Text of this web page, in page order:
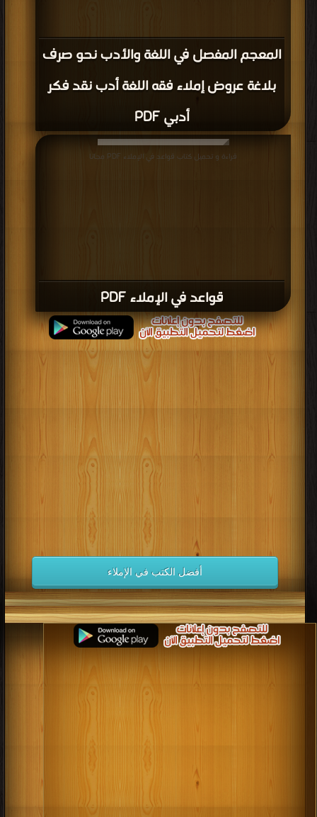
المعجم المفصل في اللغة والأدب نحو صرف
بلاغة عروض إملاء فقه اللغة أدب نقد فكر
أدبي PDF
قواعد في الإملاء PDF
قراءة و تحميل كتاب قواعد في الإملاء PDF مجانا
أفضل الكتب في الإملاء